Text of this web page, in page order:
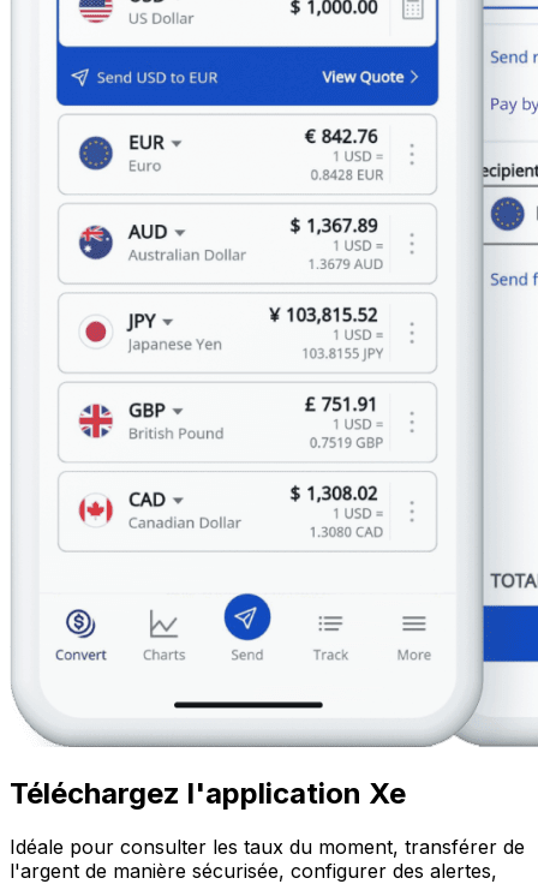
Téléchargez l'application Xe
Idéale pour consulter les taux du moment, transférer de
l'argent de manière sécurisée, configurer des alertes,